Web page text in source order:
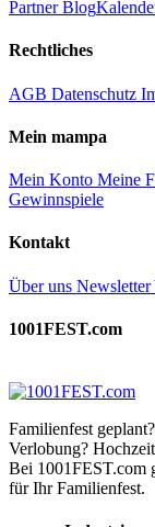
PartnerBlog
Rechtliches
AGB Datenschutz
Mein mampa
Mein Konto Meine
Gewinnspiele
Kontakt
Über uns Newsletter
1001FEST.com
Familienfest geplant?
Verlobung?
Bei 1001FEST.com
für Ihr Familienfest.